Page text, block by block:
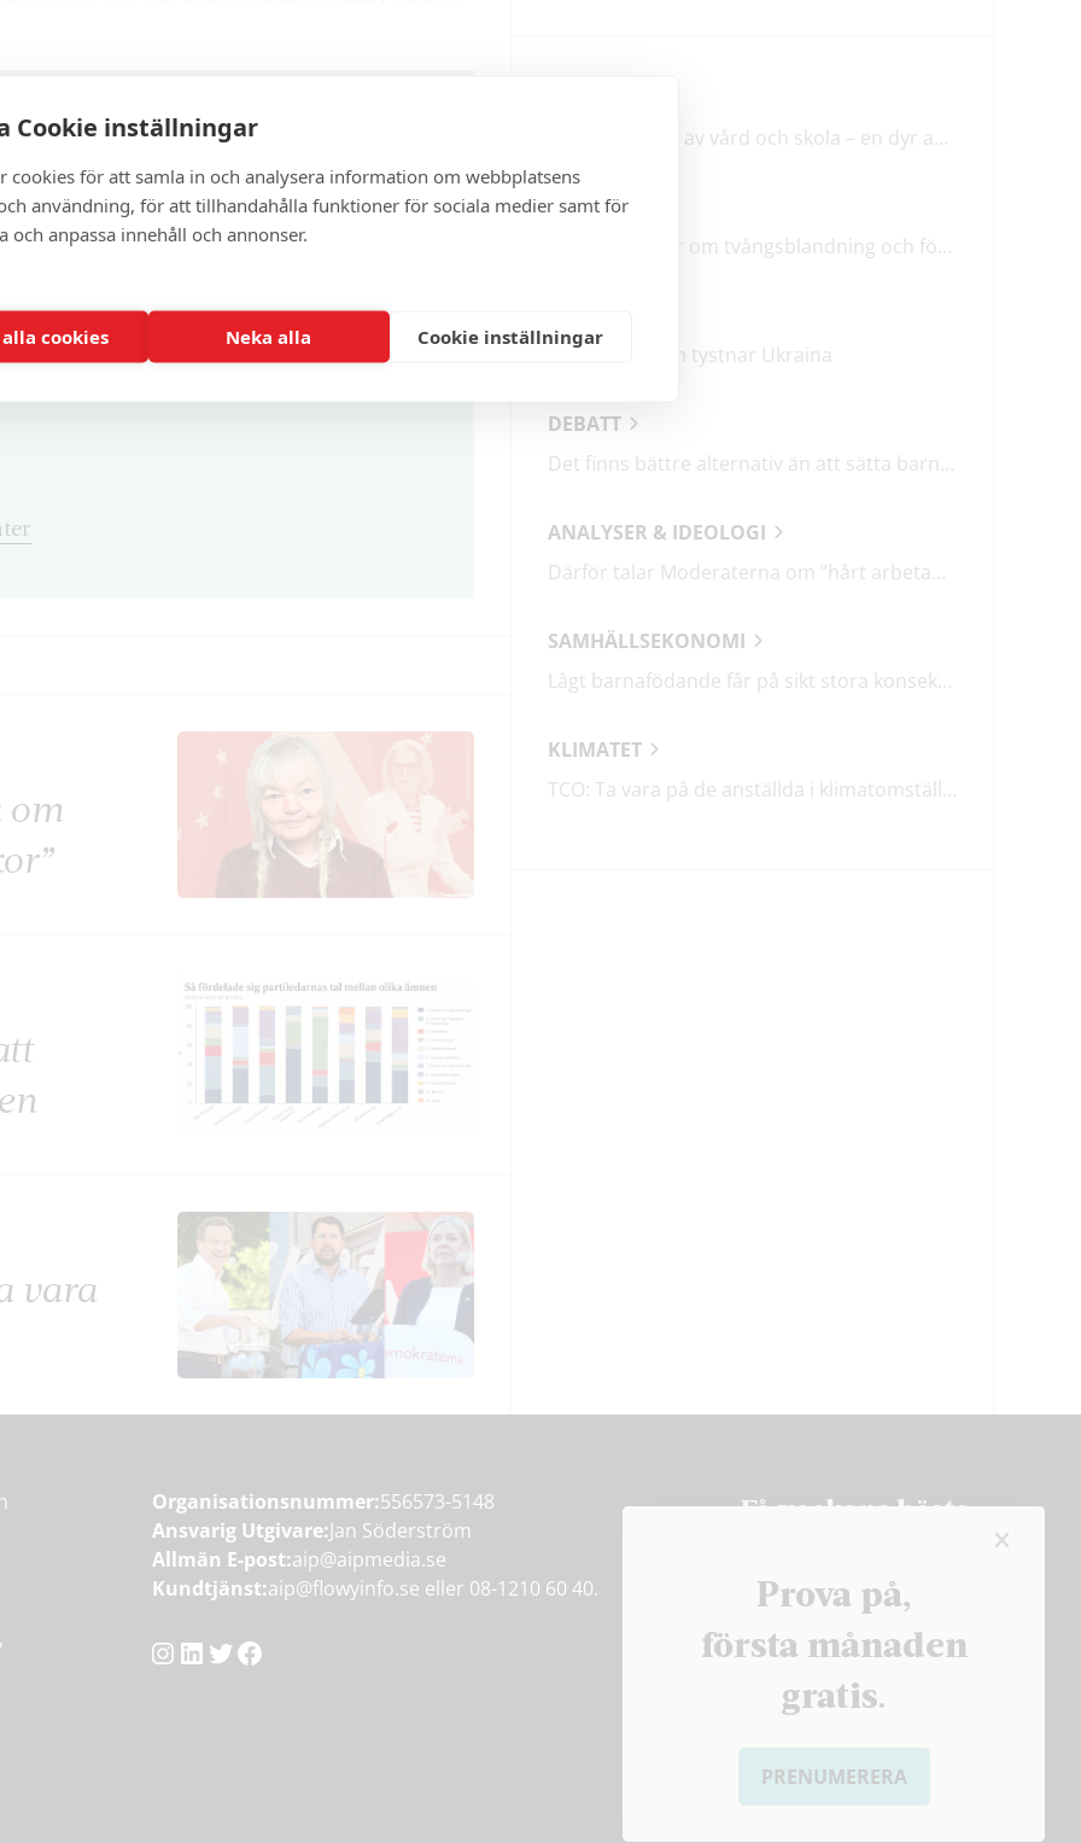
Cookie inställningar
cookies för att samla in och analysera information om webbplatsens
användning, för att tillhandahålla funktioner för sociala medier samt för
och anpassa innehåll och annonser.
cookies Neka alla Cookie inställningar
Prova på,
första månaden
gratis.
PRENUMERERA
och cirka 100 andra exklusiva och
om
vara
Förstatligande av vård och skola – en dyr affär med osäkert utfall
LEDARE
M & SD hycklar om tvångsblandning och förvärrar segregationen
Mitt i frukosten tystnar Ukraina
DEBATT
Det finns bättre alternativ än att sätta barn i fängelse
ANALYSER & IDEOLOGI
Därför talar Moderaterna om ”hårt arbetande människor”
SAMHÄLLSEKONOMI
Lågt barnafödande får på sikt stora konsekvenser
KLIMATET
TCO: Ta vara på de anställda i klimatomställningen
Organisationsnummer:556573-5148
Ansvarig Utgivare:Jan Söderström
Allmän E-post:aip@aipmedia.se
Kundtjänst:aip@flowyinfo.se eller 08-1210 60 40.
Instagram
LinkedIn
Twitter
Facebook
Få veckans bästa
PRENUMERERA